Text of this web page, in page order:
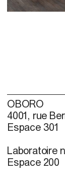
OBORO
4001, rue
Espace 301
Laboratoire
Espace 200